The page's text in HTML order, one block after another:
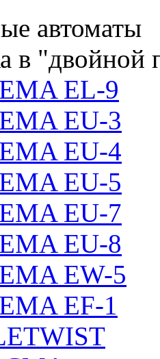
автоматы
в "двойной
EL-9
EU-3
EU-4
EU-5
EU-7
EU-8
EW-5
EF-1